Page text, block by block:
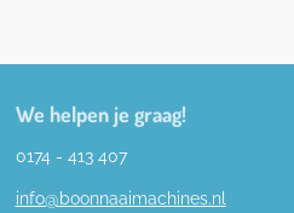
We helpen je graag!
0174 - 413 407
info@boonnaaimachines.nl